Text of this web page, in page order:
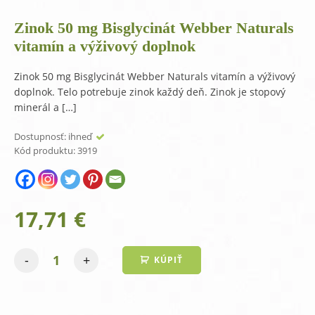
Zinok 50 mg Bisglycinát Webber Naturals
vitamín a výživový doplnok
Zinok 50 mg Bisglycinát Webber Naturals vitamín a výživový
doplnok. Telo potrebuje zinok každý deň. Zinok je stopový
minerál a […]
Dostupnosť: ihneď
Kód produktu:3919
17,71 €
- + KÚPIŤ